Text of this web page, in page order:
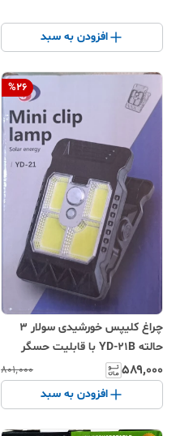
افزودن به سبد
%26
چراغ کلیپس خورشیدی سولار ۳
حالته YD-21B با قابلیت حسگر
حرکتی و شارژ خورشیدی
۵۸۹٬۰۰۰ ۸۰۱٬۰۰۰
افزودن به سبد